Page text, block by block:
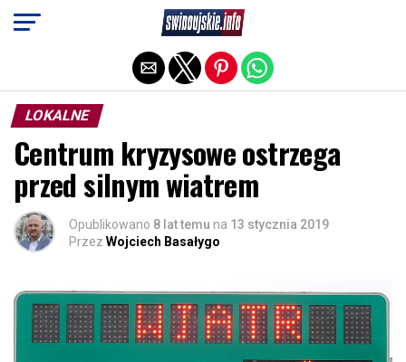
LOKALNE
Centrum kryzysowe ostrzega
przed silnym wiatrem
Opublikowano 8 lat temu na 13 stycznia 2019
Przez Wojciech Basałygo
Exit mobile version